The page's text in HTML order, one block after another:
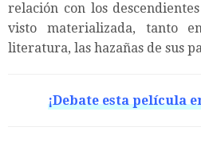
relación con los
visto materializada, tanto
literatura, las hazañas de sus
¡Debate esta película